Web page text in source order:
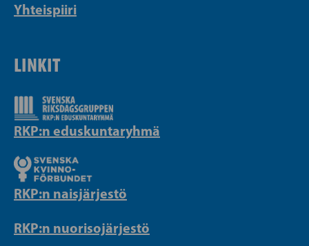
Yhteispiiri
LINKIT
RKP:n eduskuntaryhmä
RKP:n naisjärjestö
RKP:n nuorisojärjestö